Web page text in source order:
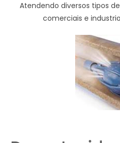
Atendendo diversos tipos
comerciais e